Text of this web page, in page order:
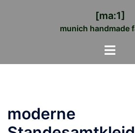
[ma:1]
munich handmade
Menü
moderne